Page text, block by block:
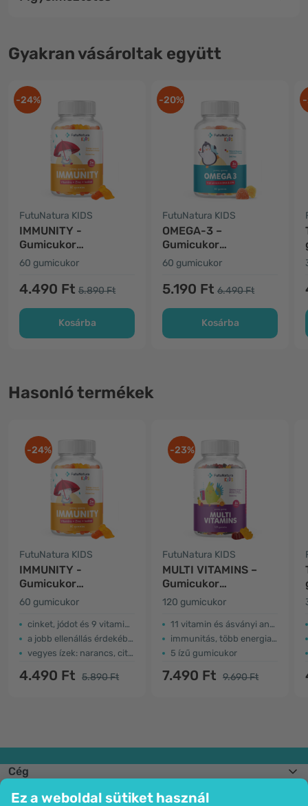
Ez a weboldal sütiket használ
Gyakran vásároltak együtt
-24%
FutuNatura KIDS
IMMUNITY -
Gumicukor
gyerekeknek az
immunrendszer
számára
60 gumicukor
4.490 Ft 5.890 Ft
Kosárba
-20%
FutuNatura KIDS
OMEGA-3 –
Gumicukor
gyerekeknek
60 gumicukor
5.190 Ft 6.490 Ft
Kosárba
Hasonló termékek
-24%
FutuNatura KIDS
IMMUNITY -
Gumicukor
gyerekeknek az
immunrendszer
számára
60 gumicukor
cinket, jódot és 9 vitamint tartalmaznak
a jobb ellenállás érdekében
vegyes ízek: narancs, citrom és eper
4.490 Ft 5.890 Ft
-23%
FutuNatura KIDS
MULTI VITAMINS –
Gumicukor
gyerekeknek
multivitaminnal
120 gumicukor
11 vitamin és ásványi anyag
immunitás, több energia…
5 ízű gumicukor
7.490 Ft 9.690 Ft
Cég
Csatlakozzon hozzánk